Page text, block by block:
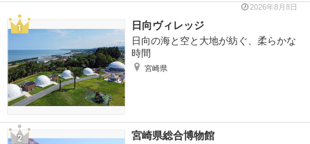
2026年8月8日
日向ヴィレッジ
日向の海と空と大地が紡ぐ、柔らかな
時間
宮崎県
宮崎県総合博物館